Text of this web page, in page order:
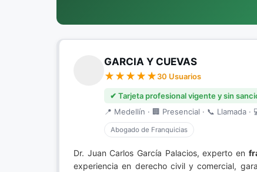
GARCIA Y CUEVAS
30 Usuarios
✔ Tarjeta profesional vigente y sin
📍 Medellín · 🏢 Presencial · 📞 Llamada ·
Abogado de Franquicias
Dr. Juan Carlos García Palacios, experto en
experiencia en derecho civil y comercial,